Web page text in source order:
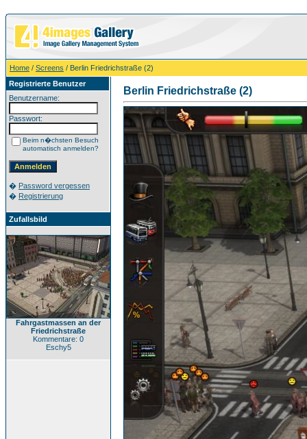
Home / Screens / Berlin Friedrichstraße (2)
Registrierte Benutzer
Benutzername:
Passwort:
Beim n�chsten Besuch
automatisch anmelden?
� Password vergessen
� Registrierung
Zufallsbild
Fahrgastmassen an der
Friedrichstraße
Kommentare: 0
Eschy5
Berlin Friedrichstraße (2)